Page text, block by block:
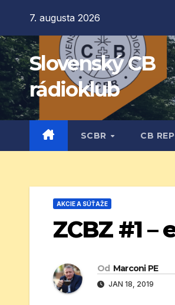
obsah
7. augusta 2026
Slovenský CB
rádioklub
SCBR CB
AKCIE A SÚŤAŽE
ZCBZ #1 –
Od Marconi PE
JAN 18, 2019